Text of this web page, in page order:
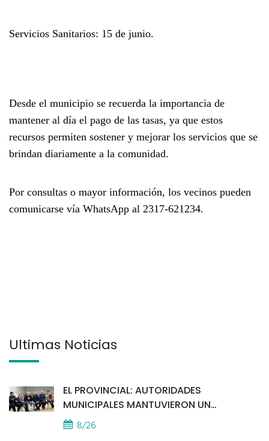
Servicios Sanitarios: 15 de junio.
Desde el municipio se recuerda la importancia de
mantener al día el pago de las tasas, ya que estos
recursos permiten sostener y mejorar los servicios que se
brindan diariamente a la comunidad.
Por consultas o mayor información, los vecinos pueden
comunicarse vía WhatsApp al 2317-621234.
Últimas Noticias
EL PROVINCIAL: AUTORIDADES
MUNICIPALES MANTUVIERON UN
ENCUENTRO CON VECINOS POR LA
SEGURIDAD
8/26